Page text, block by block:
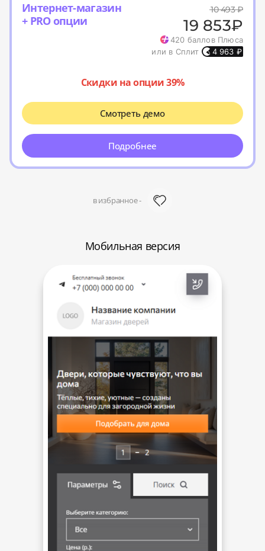
в избранное -
Интернет-магазин
+ PRO опции
10 493₽
19 853₽
420 баллов Плюса
или в Сплит
4 963 ₽
Скидки на опции 39%
Смотреть демо
Подробнее
Мобильная версия